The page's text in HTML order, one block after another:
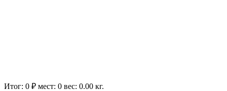
Итог: 0 ₽ мест: 0 вес: 0.00 кг.